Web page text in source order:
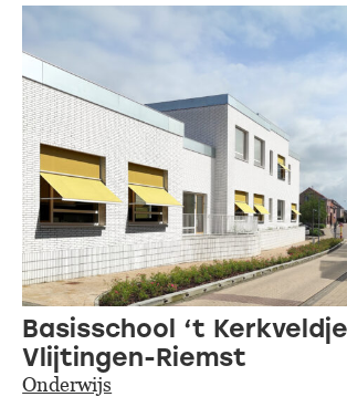
Basisschool ‘t
Vlijtingen-Riemst
Onderwijs